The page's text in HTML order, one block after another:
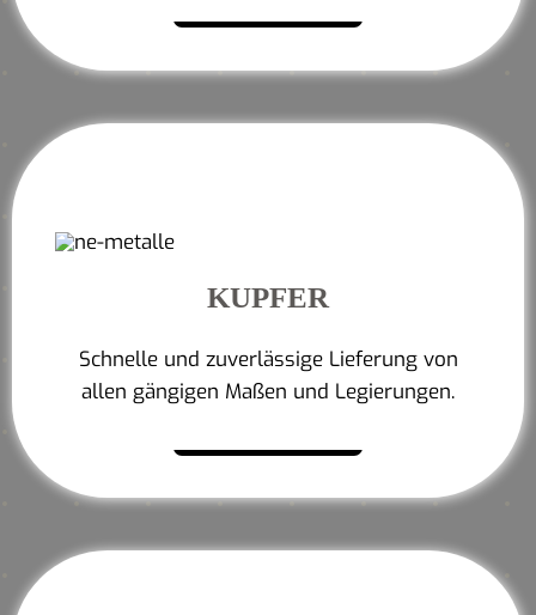
KUPFER
Schnelle und zuverlässige Lieferung von
allen gängigen Maßen und Legierungen.